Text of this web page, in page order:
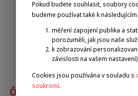
Emilova
Pavel
zbozinek@emilova-
+420 602 720 518
Österreichischer
Pokud budete souhlasit, soubory
budeme používat také k následujícím
měření zapojení publika a
porozuměli, jak jsou naše
k zobrazování
závislosti na vašem nastavení)
Cookies jsou používána v souladu s
soukromí.